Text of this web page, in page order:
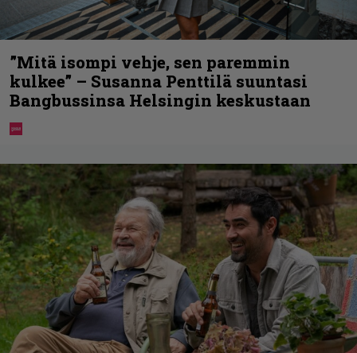
”Mitä isompi vehje, sen paremmin
kulkee” – Susanna Penttilä suuntasi
Bangbussinsa Helsingin keskustaan